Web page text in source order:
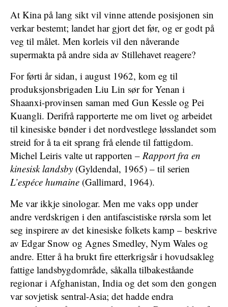
At Kina på lang sikt vil vinne attende posisjonen sin
verkar bestemt; landet har gjort det før, og er godt på
veg til målet. Men korleis vil den nåverande
supermakta på andre sida av Stillehavet reagere?
For førti år sidan, i august 1962, kom eg til
produksjonsbrigaden Liu Lin sør for Yenan i
Shaanxi-provinsen saman med Gun Kessle og Pei
Kuangli. Derifrå rapporterte me om livet og arbeidet
til kinesiske bønder i det nordvestlege løsslandet som
streid for å ta eit sprang frå elende til fattigdom.
Michel Leiris valte ut rapporten – Rapport fra en
kinesisk landsby (Gyldendal, 1965) – til serien
L’espéce humaine (Gallimard, 1964).
Me var ikkje sinologar. Men me vaks opp under
andre verdskrigen i den antifascistiske rørsla som let
seg inspirere av det kinesiske folkets kamp – beskrive
av Edgar Snow og Agnes Smedley, Nym Wales og
andre. Etter å ha brukt fire etterkrigsår i hovudsakleg
fattige landsbygdområde, såkalla tilbakeståande
regionar i Afghanistan, India og det som den gongen
var sovjetisk sentral-Asia; det hadde endra